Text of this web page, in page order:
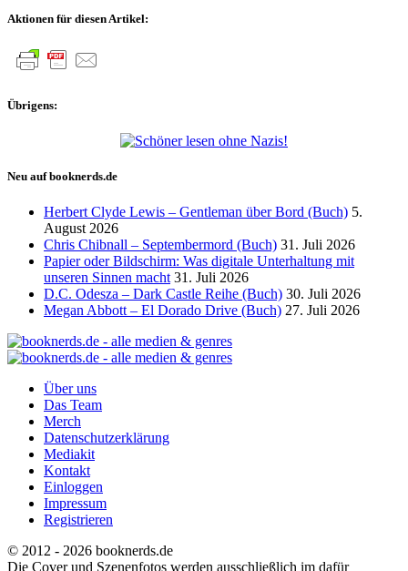
Aktionen für diesen Artikel:
Übrigens:
Neu auf booknerds.de
Herbert Clyde Lewis – Gentleman über Bord (Buch) 5.
August 2026
Chris Chibnall – Septembermord (Buch) 31. Juli 2026
Papier oder Bildschirm: Was digitale Unterhaltung mit
unseren Sinnen macht 31. Juli 2026
D.C. Odesza – Dark Castle Reihe (Buch) 30. Juli 2026
Megan Abbott – El Dorado Drive (Buch) 27. Juli 2026
Über uns
Das Team
Merch
Datenschutzerklärung
Mediakit
Kontakt
Einloggen
Impressum
Registrieren
© 2012 - 2026 booknerds.de
Die Cover und Szenenfotos werden ausschließlich im dafür